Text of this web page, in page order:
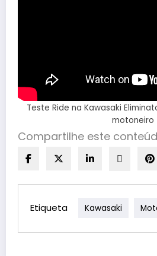
Teste Ride na Kawasaki
motoneiro
Compartilhe este
Etiqueta Kawasaki